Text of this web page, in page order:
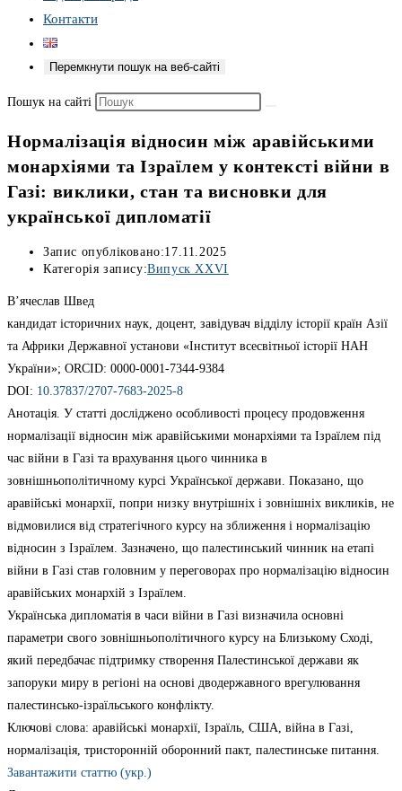
Контакти
Перемкнути пошук на веб-сайті
Пошук на сайті
Нормалізація відносин між аравійськими
монархіями та Ізраїлем у контексті війни в
Газі: виклики, стан та висновки для
української дипломатії
Запис опубліковано:17.11.2025
Категорія запису:Випуск ХХVІ
В’ячеслав Швед
кандидат історичних наук, доцент, завідувач відділу історії країн Азії
та Африки Державної установи «Інститут всесвітньої історії НАН
України»; ORCID: 0000-0001-7344-9384
DOI: 10.37837/2707-7683-2025-8
Анотація. У статті досліджено особливості процесу продовження
нормалізації відносин між аравійськими монархіями та Ізраїлем під
час війни в Газі та врахування цього чинника в
зовнішньополітичному курсі Української держави. Показано, що
аравійські монархії, попри низку внутрішніх і зовнішніх викликів, не
відмовилися від стратегічного курсу на зближення і нормалізацію
відносин з Ізраїлем. Зазначено, що палестинський чинник на етапі
війни в Газі став головним у переговорах про нормалізацію відносин
аравійських монархій з Ізраїлем.
Українська дипломатія в часи війни в Газі визначила основні
параметри свого зовнішньополітичного курсу на Близькому Сході,
який передбачає підтримку створення Палестинської держави як
запоруки миру в регіоні на основі дводержавного врегулювання
палестинсько-ізраїльського конфлікту.
Ключові слова: аравійські монархії, Ізраїль, США, війна в Газі,
нормалізація, тристоронній оборонний пакт, палестинське питання.
Завантажити статтю (укр.)